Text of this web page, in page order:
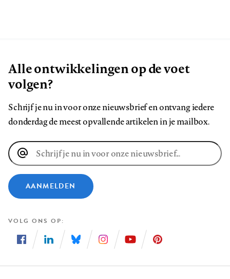
Alle ontwikkelingen op de voet
volgen?
Schrijf je nu in voor onze nieuwsbrief en ontvang iedere
donderdag de meest opvallende artikelen in je mailbox.
E-
mailadres
AANMELDEN
VOLG ONS OP
ons
ons
ons
ons
ons
ons